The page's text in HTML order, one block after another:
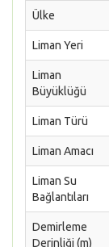
Ülke
Liman Yeri
Liman
Büyüklüğü
Liman Türü
Liman Amacı
Liman Su
Bağlantıları
Demirleme
Derinliği (m)